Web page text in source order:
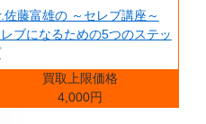
佐藤富雄の ～セレブ講座～
ブになるための5つのステッ
買取上限価格
4,000円